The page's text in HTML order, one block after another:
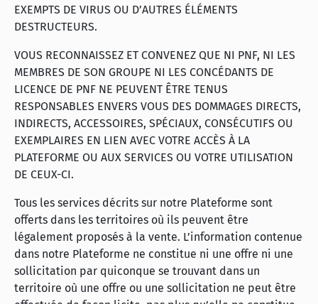
EXEMPTS DE VIRUS OU D’AUTRES ÉLÉMENTS
DESTRUCTEURS.
VOUS RECONNAISSEZ ET CONVENEZ QUE NI PNF, NI LES
MEMBRES DE SON GROUPE NI LES CONCÉDANTS DE
LICENCE DE PNF NE PEUVENT ÊTRE TENUS
RESPONSABLES ENVERS VOUS DES DOMMAGES DIRECTS,
INDIRECTS, ACCESSOIRES, SPÉCIAUX, CONSÉCUTIFS OU
EXEMPLAIRES EN LIEN AVEC VOTRE ACCÈS À LA
PLATEFORME OU AUX SERVICES OU VOTRE UTILISATION
DE CEUX-CI.
Tous les services décrits sur notre Plateforme sont
offerts dans les territoires où ils peuvent être
légalement proposés à la vente. L’information contenue
dans notre Plateforme ne constitue ni une offre ni une
sollicitation par quiconque se trouvant dans un
territoire où une offre ou une sollicitation ne peut être